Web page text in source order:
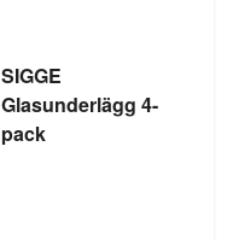
SIGGE
Glasunderlägg 4-
pack